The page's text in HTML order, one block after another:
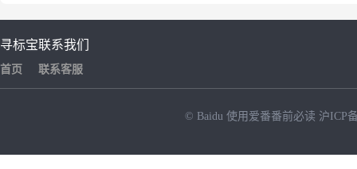
寻标宝
首页
联系我们
联系客服
© Baidu 使用爱番番前必读 沪ICP